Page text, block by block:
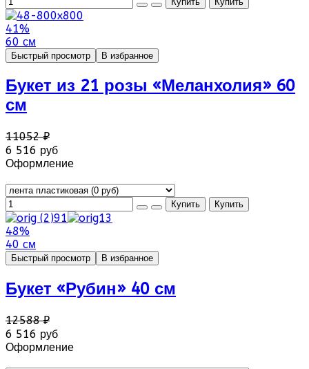
41%
60 см
Быстрый просмотр В избранное
Букет из 21 розы «Меланхолия» 60
см
11052 ₽
6 516 руб
Оформление
48%
40 см
Быстрый просмотр В избранное
Букет «Рубин» 40 см
12588 ₽
6 516 руб
Оформление